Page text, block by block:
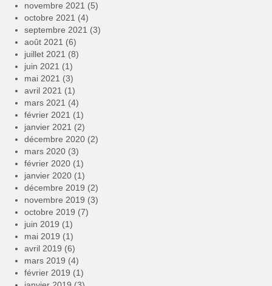
novembre 2021 (5)
octobre 2021 (4)
septembre 2021 (3)
août 2021 (6)
juillet 2021 (8)
juin 2021 (1)
mai 2021 (3)
avril 2021 (1)
mars 2021 (4)
février 2021 (1)
janvier 2021 (2)
décembre 2020 (2)
mars 2020 (3)
février 2020 (1)
janvier 2020 (1)
décembre 2019 (2)
novembre 2019 (3)
octobre 2019 (7)
juin 2019 (1)
mai 2019 (1)
avril 2019 (6)
mars 2019 (4)
février 2019 (1)